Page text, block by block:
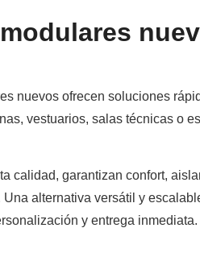
nuevos ofrecen soluciones
vestuarios, salas técnicas o
calidad, garantizan confort,
alternativa versátil y
y entrega inmediata.